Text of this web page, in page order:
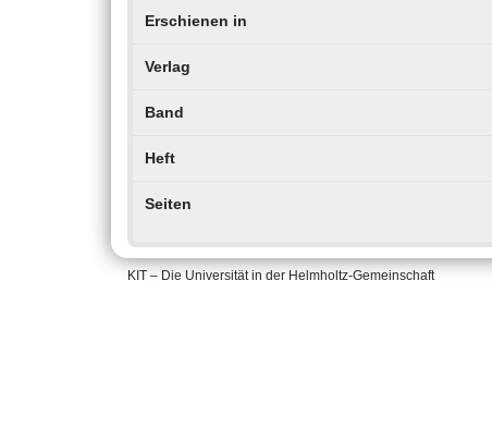
Erschienen in
Verlag
Band
Heft
Seiten
KIT – Die Universität in der Helmholtz-Gemeinschaft